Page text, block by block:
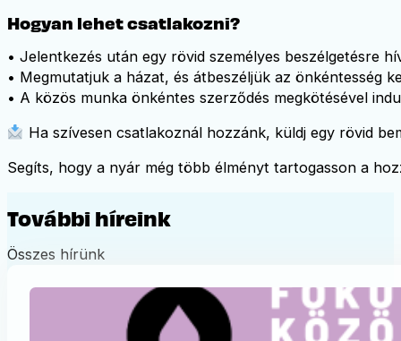
Hogyan lehet csatlakozni?
• Jelentkezés után egy rövid személyes beszélgetésre
• Megmutatjuk a házat, és átbeszéljük az önkéntesség
• A közös munka önkéntes szerződés megkötésével
Ha szívesen csatlakoznál hozzánk, küldj egy rövid
Segíts, hogy a nyár még több élményt tartogasson a
További híreink
Összes hírünk